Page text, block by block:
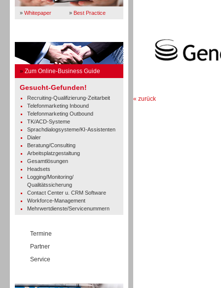
» Whitepaper » Best Practice
» Zum Online-Business Guide
Gesucht-Gefunden!
Recruiting-Qualifizierung-Zeitarbeit
Telefonmarketing Inbound
Telefonmarketing Outbound
TK/ACD-Systeme
Sprachdialogsysteme/KI-Assistenten
Dialer
Beratung/Consulting
Arbeitsplatzgestaltung
Gesamtlösungen
Headsets
Logging/Monitoring/
Qualitätssicherung
Contact Center u. CRM Software
Workforce-Management
Mehrwertdienste/Servicenummern
Termine
Partner
Service
« zurück